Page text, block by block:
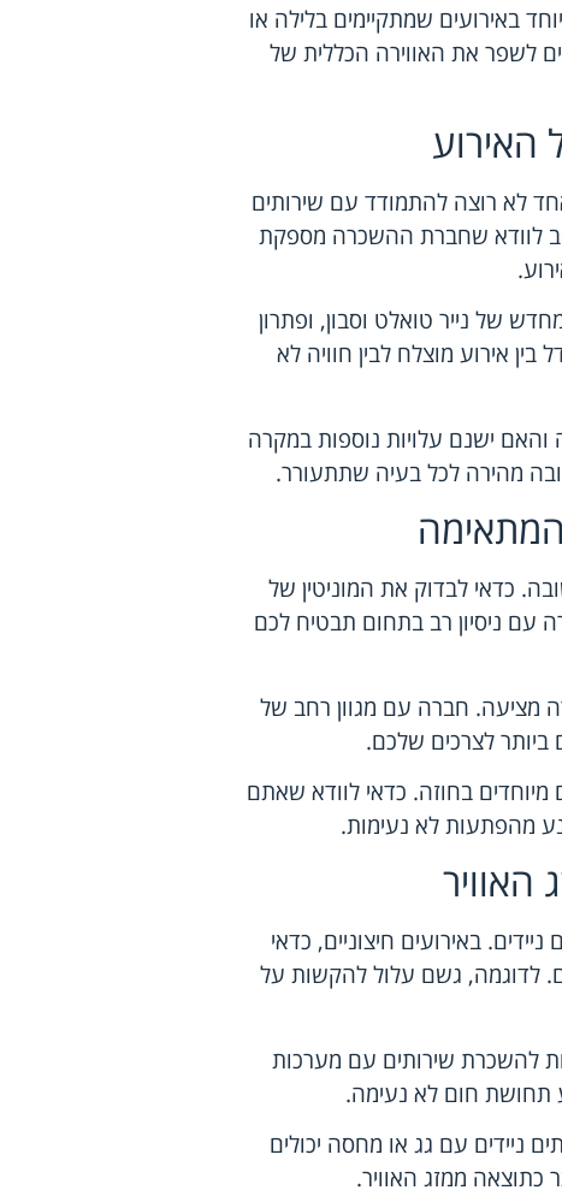
באירועים שמתקיימים בלילה או
לשפר את האווירה הכללית של
האירוע
לא רוצה להתמודד עם שירותים
לוודא שחברת ההשכרה מספקת
מחדש של נייר טואלט וסבון, ופתרון
אירוע מוצלח לבין חוויה לא
ישנם עלויות נוספות במקרה
מהירה לכל בעיה שתתעורר.
כדאי לבדוק את המוניטין של
עם ניסיון רב בתחום תבטיח לכם
מציעה. חברה עם מגוון רחב של
לצרכים שלכם.
בחוזה. כדאי לוודא שאתם
מהפתעות לא נעימות.
באירועים חיצוניים, כדאי
לדוגמה, גשם עלול להקשות על
להשכרת שירותים עם מערכות
תחושת חום לא נעימה.
ניידים עם גג או מחסה יכולים
כתוצאה ממזג האוויר.